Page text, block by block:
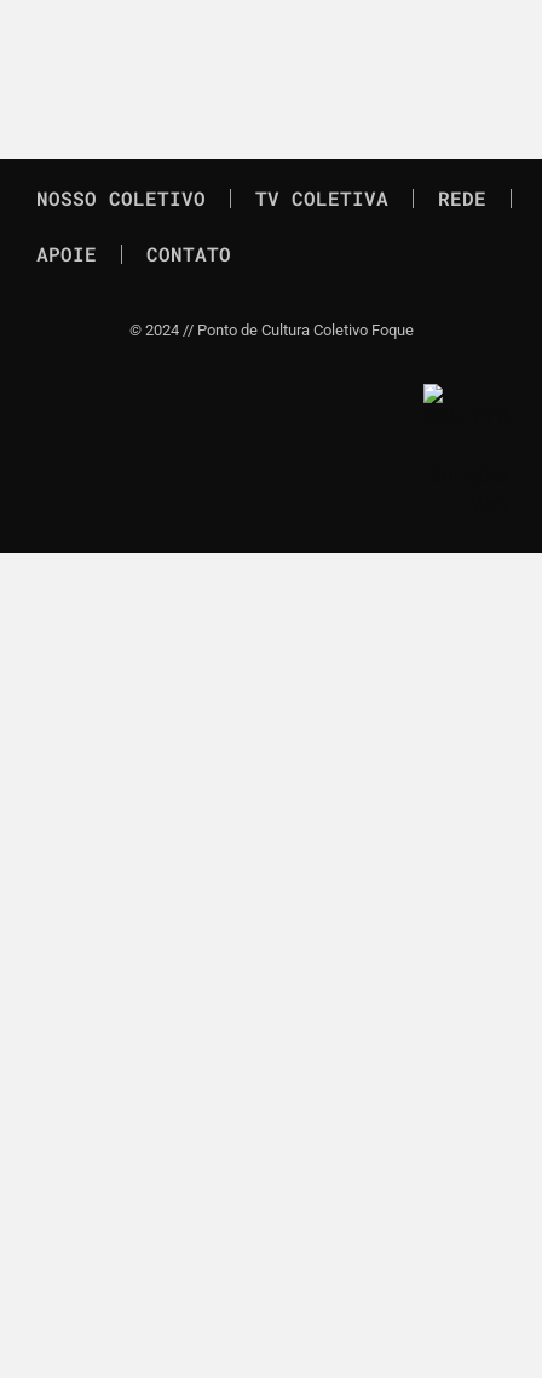
NOSSO COLETIVO TV COLETIVA REDE
APOIE CONTATO
© 2024 // Ponto de Cultura Coletivo Foque